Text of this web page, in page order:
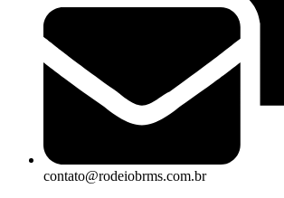
contato@rodeiobrms.com.br